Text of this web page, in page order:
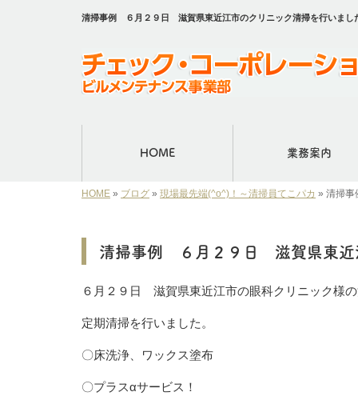
清掃事例 ６月２９日 滋賀県東近江市のクリニック清掃を行いまし
HOME 業務案内
HOME » ブログ » 現場最先端(^o^)！～清掃員てこパカ » 清掃
清掃事例 ６月２９日 滋賀県東近
６月２９日 滋賀県東近江市の眼科クリニック様
定期清掃を行いました。
〇床洗浄、ワックス塗布
〇プラスαサービス！